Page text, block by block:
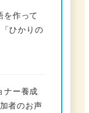
を作って
ひかりの
ナー養成
者のお声